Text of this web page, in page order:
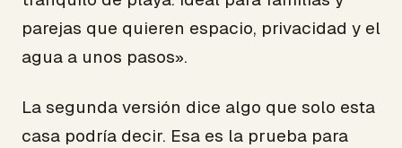
parejas que quieren espacio, privacidad y el
agua a unos pasos».
La segunda versión dice algo que solo esta
casa podría decir. Esa es la prueba para